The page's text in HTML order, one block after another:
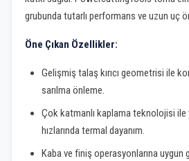
grubunda tutarlı performans ve uzun uç
Öne Çıkan Özellikler:
Gelişmiş talaş kırıcı geometrisi ile
sarılma önleme.
Çok katmanlı kaplama teknolojisi
hızlarında termal dayanım.
Kaba ve finiş operasyonlarına uygun